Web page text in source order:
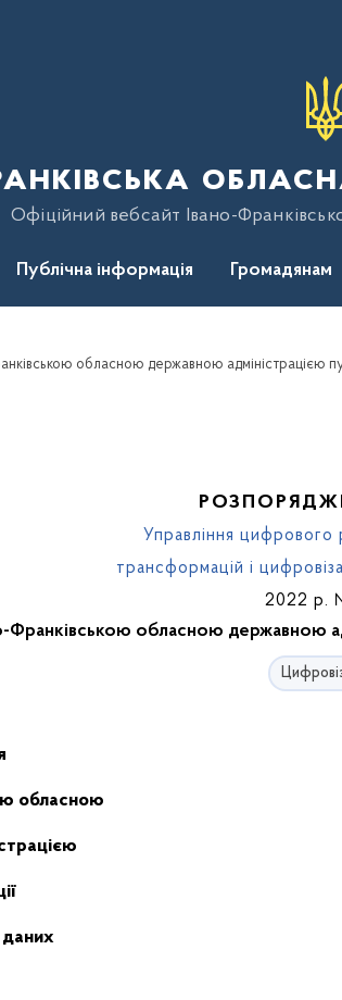
Офіційний вебсайт Івано-
Публічна інформація Громадянам
Управління
трансформацій і
2022 р.
обласною державною
обласною
даних